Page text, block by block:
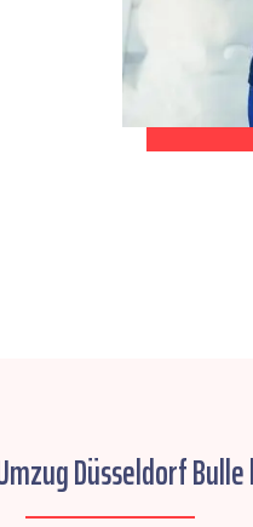
Düsseldorf